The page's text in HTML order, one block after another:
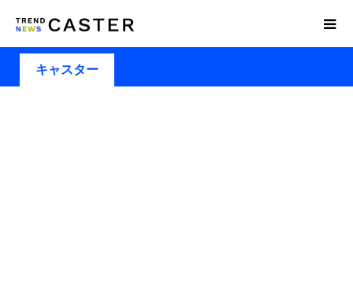
キャスター